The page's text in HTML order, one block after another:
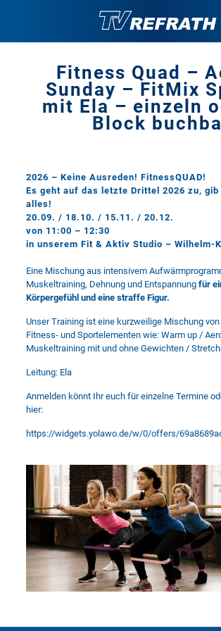
Fitness Quad –
Sunday – FitMix
mit Ela – einzeln
Block
2026 – Keine Ausreden! FitnessQUAD!
Es geht auf das letzte Drittel 2026 zu, gib
alles!
20.09. / 18.10. / 15.11. / 20.12.
von 11:00 – 12:30
in unserem Fit & Aktiv Studio – Wilhelm-
Eine Mischung aus intensivem
Muskeltraining, Dehnung und Entspannungfür
Körpergefühl und eine straffe Figur.
Unser Training ist eine kurzweilige Mischung
Fitness- und Sportelementen wie: Warm up /
Muskeltraining mit und ohne Gewichten /
Leitung: Ela
Anmelden könnt Ihr euch für einzelne Termine
hier:
https://widgets.yolawo.de/w/0/offers/